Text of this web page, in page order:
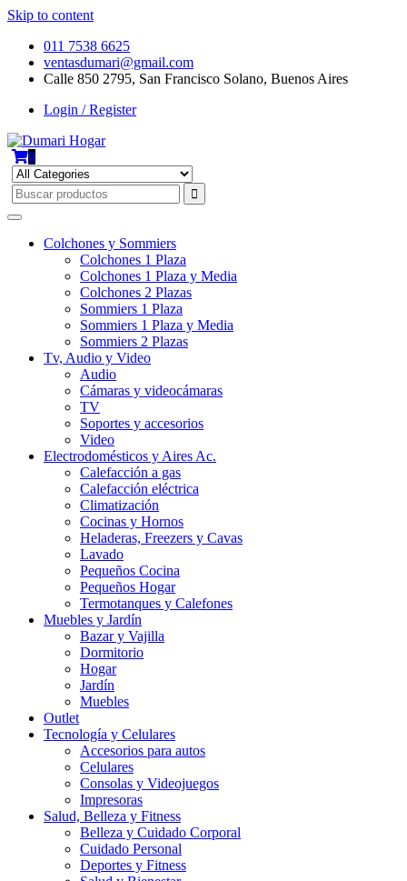
Skip to content
011 7538 6625
ventasdumari@gmail.com
Calle 850 2795, San Francisco Solano, Buenos Aires
Login / Register
0
Colchones y Sommiers
Colchones 1 Plaza
Colchones 1 Plaza y Media
Colchones 2 Plazas
Sommiers 1 Plaza
Sommiers 1 Plaza y Media
Sommiers 2 Plazas
Tv, Audio y Video
Audio
Cámaras y videocámaras
TV
Soportes y accesorios
Video
Electrodomésticos y Aires Ac.
Calefacción a gas
Calefacción eléctrica
Climatización
Cocinas y Hornos
Heladeras, Freezers y Cavas
Lavado
Pequeños Cocina
Pequeños Hogar
Termotanques y Calefones
Muebles y Jardín
Bazar y Vajilla
Dormitorio
Hogar
Jardín
Muebles
Outlet
Tecnología y Celulares
Accesorios para autos
Celulares
Consolas y Videojuegos
Impresoras
Salud, Belleza y Fitness
Belleza y Cuidado Corporal
Cuidado Personal
Deportes y Fitness